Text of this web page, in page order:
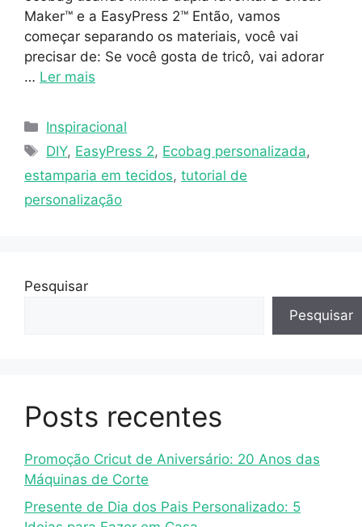
Maker™ e a EasyPress 2™ Então, vamos
começar separando os materiais, você vai
precisar de: Se você gosta de tricô, vai adorar
… Ler mais
Inspiracional
DIY, EasyPress 2, Ecobag personalizada,
estamparia em tecidos, tutorial de
personalização
Pesquisar
Pesquisar
Posts recentes
Promoção Cricut de Aniversário: 20 Anos das
Máquinas de Corte
Presente de Dia dos Pais Personalizado: 5